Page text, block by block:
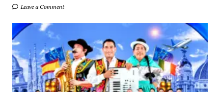
Leave a Comment